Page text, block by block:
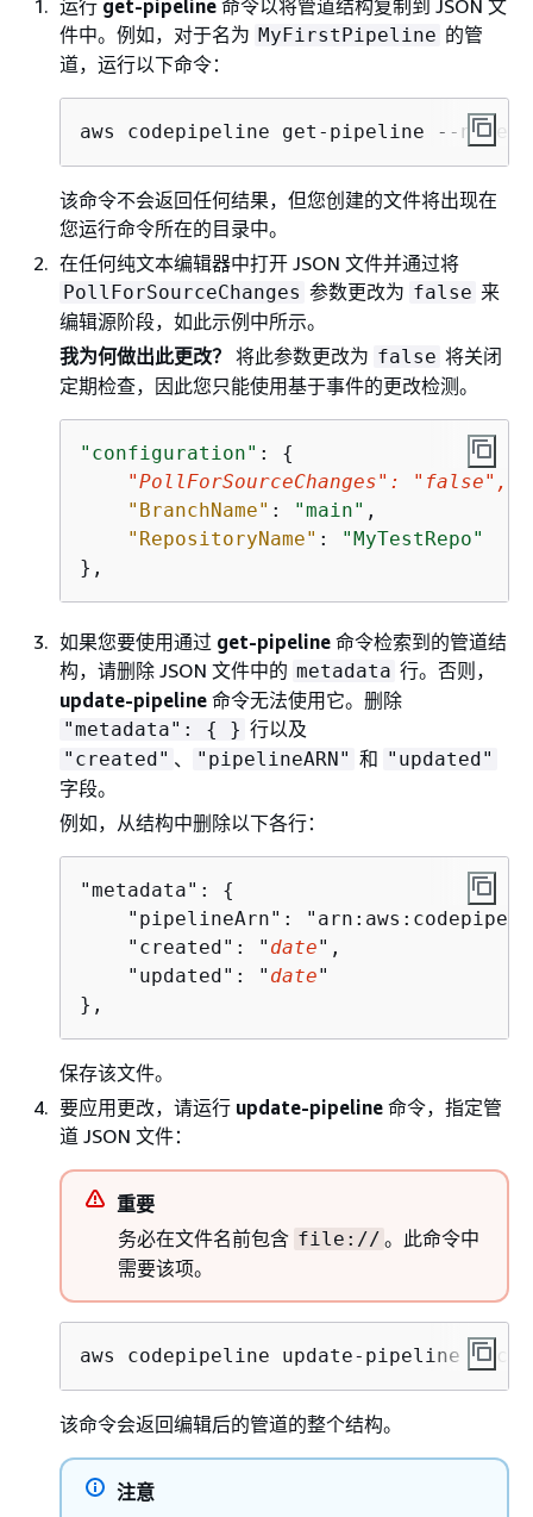
运行 get-pipeline 命令以将管道结构复制到 JSON 文
件中。例如，对于名为 MyFirstPipeline 的管
道，运行以下命令：
aws codepipeline get-pipeline --name
该命令不会返回任何结果，但您创建的文件将出现在
您运行命令所在的目录中。
在任何纯文本编辑器中打开 JSON 文件并通过将
PollForSourceChanges 参数更改为 false 来
编辑源阶段，如此示例中所示。
我为何做出此更改？ 将此参数更改为 false 将关闭
定期检查，因此您只能使用基于事件的更改检测。
"configuration" : {
"PollForSourceChanges" : " false" ,
"BranchName" : "main" ,
"RepositoryName" :
"MyTestRepo"
},
如果您要使用通过 get-pipeline 命令检索到的管道结
构，请删除 JSON 文件中的 metadata 行。否则，
update-pipeline 命令无法使用它。删除
"metadata": { } 行以及
"created" 、 "pipelineARN" 和 "updated"
字段。
例如，从结构中删除以下各行：
"metadata": {
"pipelineArn":
    "created": "
date",
    "updated": "
date"
},
保存该文件。
要应用更改，请运行 update-pipeline 命令，指定管
道 JSON 文件：
重要
务必在文件名前包含 file:// 。此命令中
需要该项。
aws codepipeline update-pipeline
该命令会返回编辑后的管道的整个结构。
注意